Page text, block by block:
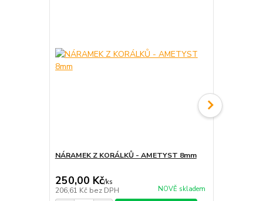
NÁRAMEK Z KORÁLKŮ - AMETYST 8mm
250,00 Kč/ks
206,61 Kč bez DPH NOVĚ skladem